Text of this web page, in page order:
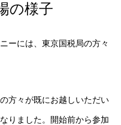
の様子
ーには、東京国税局の方々
方々が既にお越しいただい
りました。開始前から参加